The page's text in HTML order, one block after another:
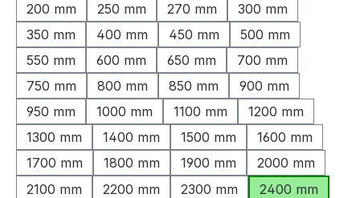
200 mm
250 mm 270 mm
300 mm
350 mm
400 mm 450 mm
500 mm
550 mm
600 mm 650 mm
700 mm
750 mm
800 mm 850 mm
900 mm
950 mm
1000 mm 1100 mm
1200 mm
1300 mm
1400 mm 1500 mm
1600 mm
1700 mm
1800 mm 1900 mm
2000 mm
2100 mm
2200 mm 2300 mm
2400 mm